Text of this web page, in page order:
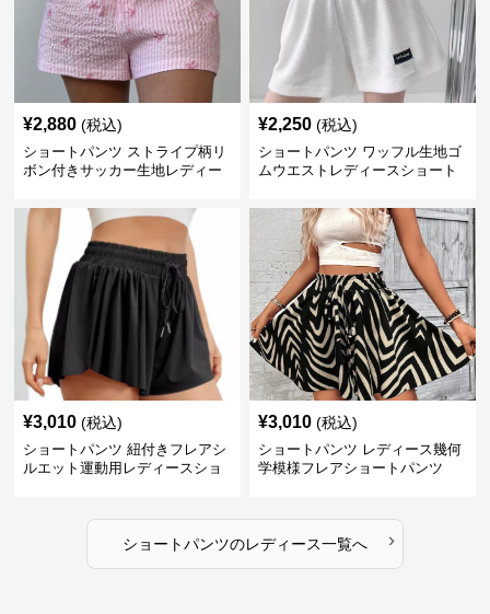
¥2,880 (税込)
ショートパンツ ストライプ柄リ
ボン付きサッカー生地レディー
¥2,250 (税込)
ショートパンツ ワッフル生地ゴ
ムウエストレディースショート
¥3,010 (税込)
ショートパンツ 紐付きフレアシ
ルエット運動用レディースショ
¥3,010 (税込)
ショートパンツ レディース幾何
学模様フレアショートパンツ
ショートパンツのレディース一覧へ ›